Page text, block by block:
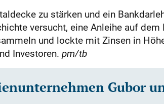
zu stärken und ein
versucht, eine Anleihe auf
und lockte mit Zinsen in
Investoren. pm/tb
Gubor